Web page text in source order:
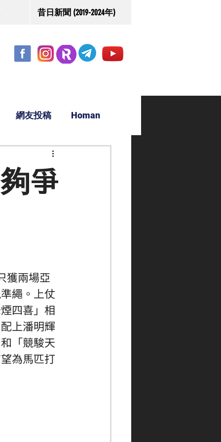
昔日新聞 (2019-2024年)
網友投稿 Homan
爭
獲兩場亞
繩。上仗
四喜」相
上潘明輝
「競駿天
為馬匹打